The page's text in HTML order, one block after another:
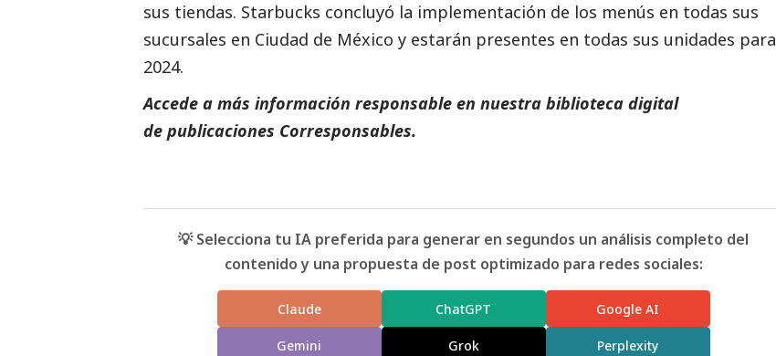
sus tiendas. Starbucks concluyó la implementación de los menús en todas sus
sucursales en Ciudad de México y estarán presentes en todas sus unidades para
2024.
Accede a más información responsable en nuestra biblioteca digital
de publicaciones Corresponsables.
💡 Selecciona tu IA preferida para generar en segundos un análisis completo del
contenido y una propuesta de post optimizado para redes sociales:
Claude ChatGPT Google AI
Gemini Grok Perplexity